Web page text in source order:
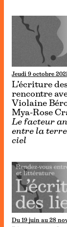
Jeudi 9 octobre
L’écriture
rencontre
Violaine
Mya-Rose
Le facteur
entre la
ciel
Du 19 juin au 28